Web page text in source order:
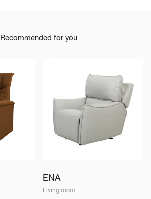
Recommended for you
ENA
Living room